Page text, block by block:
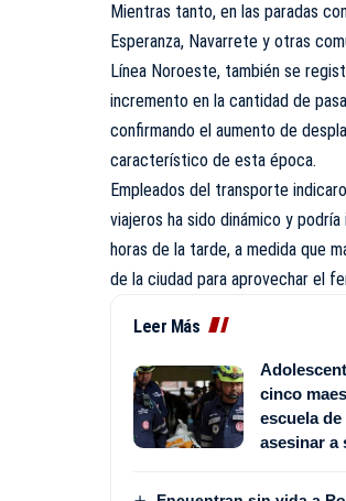
Mientras tanto, en las paradas
Esperanza, Navarrete y otras
Línea Noroeste, también se
incremento en la cantidad de
confirmando el aumento de
característico de esta época.
Empleados del transporte
viajeros ha sido dinámico y
horas de la tarde, a medida que
de la ciudad para aprovechar el
Leer Más
cinco
escuela
asesinar a